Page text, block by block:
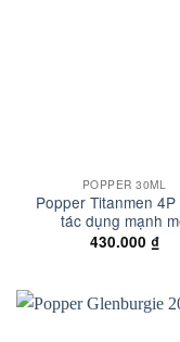
POPPER 30ML
Popper Titanmen 4P
tác dụng mạnh
430.000 ₫